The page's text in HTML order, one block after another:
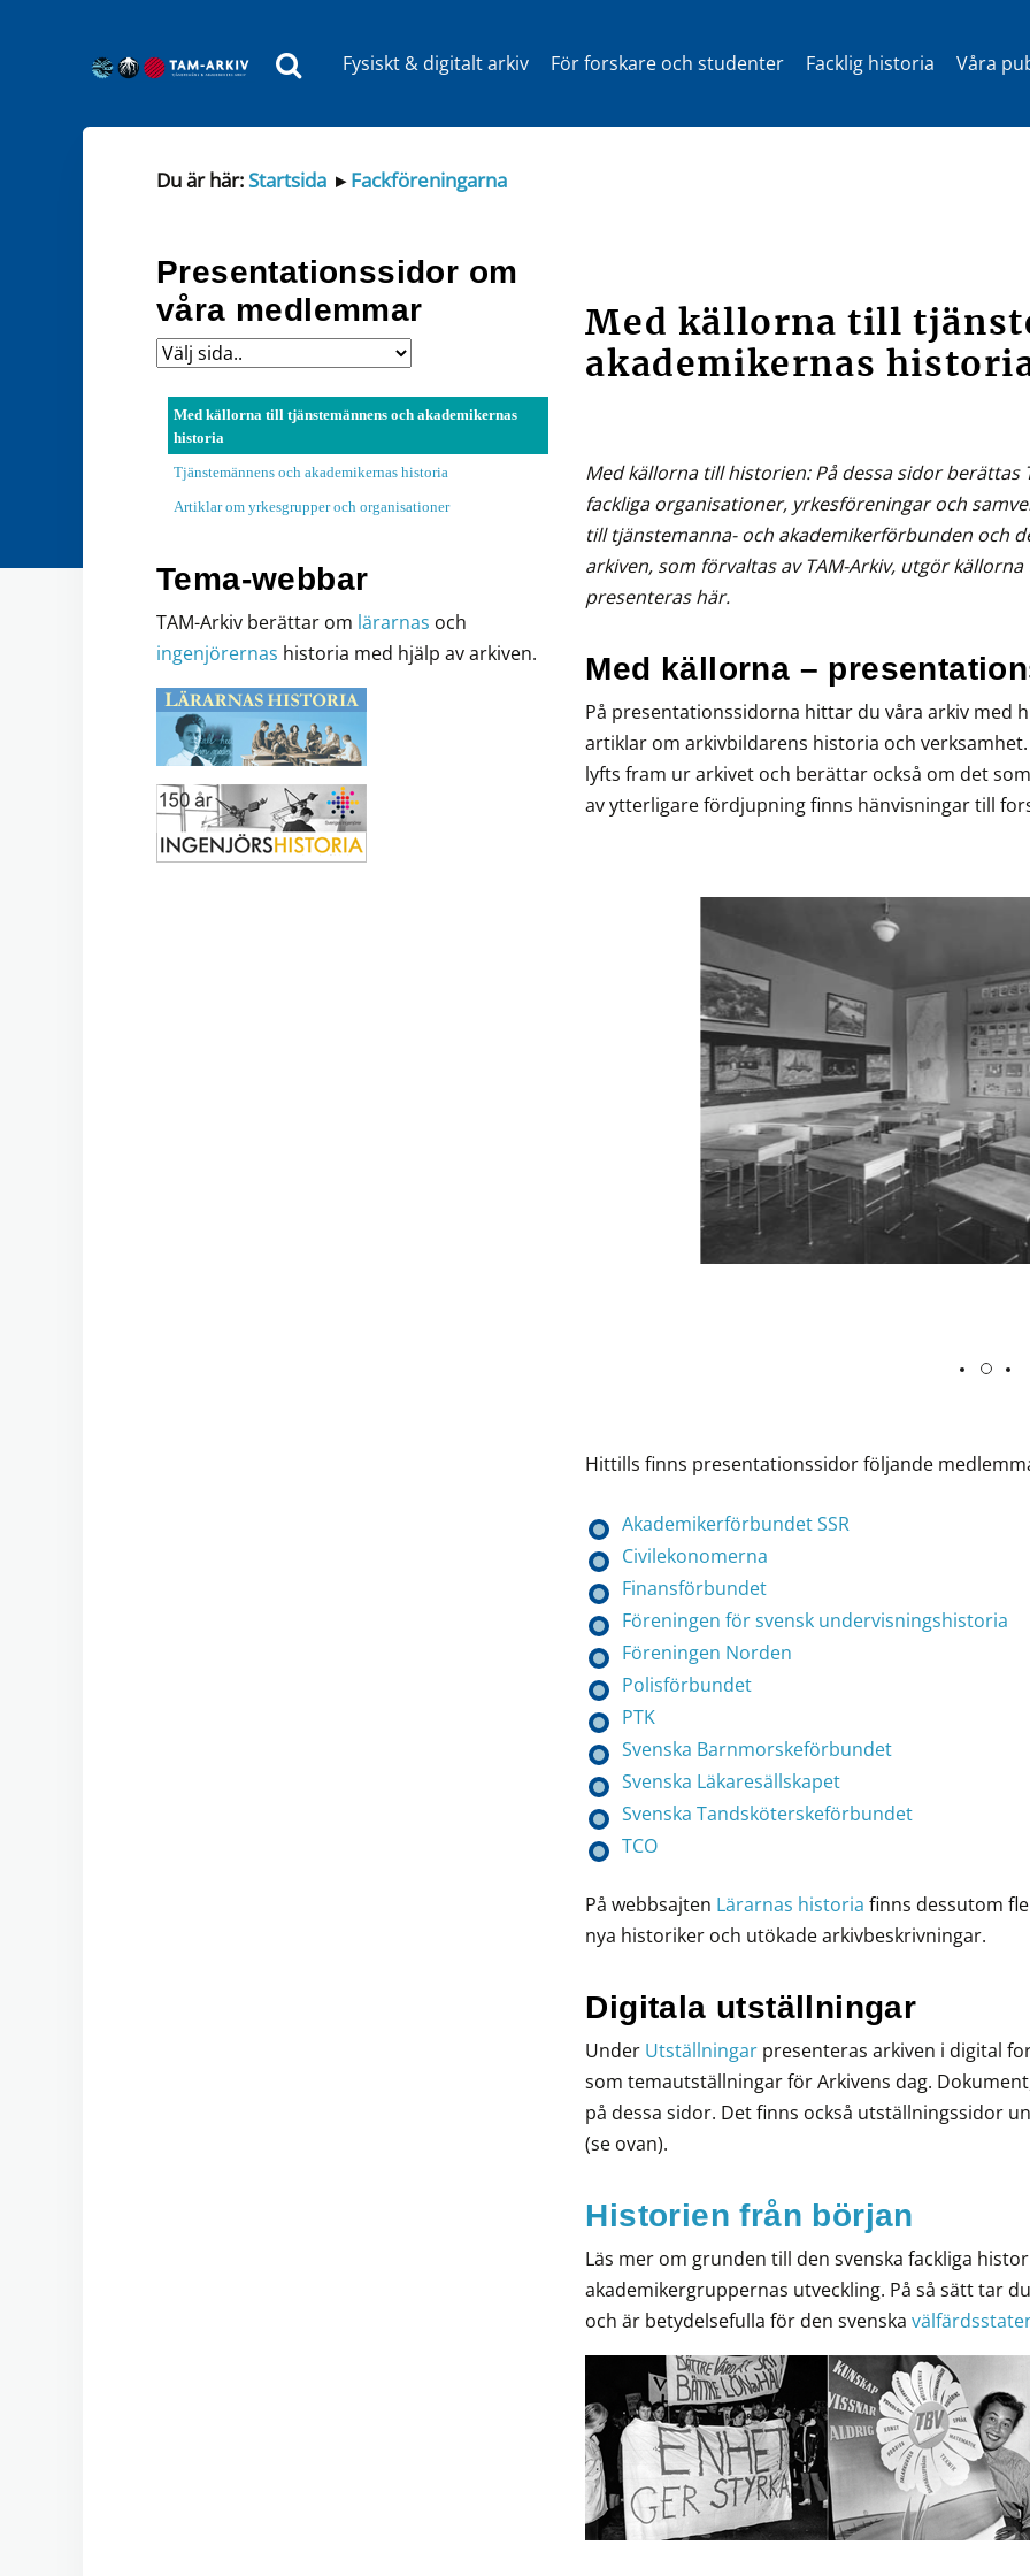
Huvudnavigering
Fysiskt & digitalt arkiv För forskare och studenter Facklig historia Våra
Du är här:Startsida ▸Fackföreningarna
Presentationssidor om
våra medlemmar
Presentationssidor om våra medlemmar
Med källorna till tjänstemännens och akademikernas
historia
Tjänstemännens och akademikernas historia
Artiklar om yrkesgrupper och organisationer
Tema-webbar
TAM-Arkiv berättar om lärarnas och
ingenjörernas historia med hjälp av arkiven.
Med källorna till
akademikernas
Med källorna till historien: På dessa sidor berättas
fackliga organisationer, yrkesföreningar och
till tjänstemanna- och akademikerförbunden och
arkiven, som förvaltas av TAM-Arkiv, utgör
presenteras här.
Med källorna –
På presentationssidorna hittar du våra arkiv med
artiklar om arkivbildarens historia och
lyfts fram ur arkivet och berättar också om det
av ytterligare fördjupning finns hänvisningar till
Hittills finns presentationssidor följande
Akademikerförbundet SSR
Civilekonomerna
Finansförbundet
Föreningen för svensk undervisningshistoria
Föreningen Norden
Polisförbundet
PTK
Svenska Barnmorskeförbundet
Svenska Läkaresällskapet
Svenska Tandsköterskeförbundet
TCO
På webbsajten Lärarnas historia finns dessutom
nya historiker och utökade arkivbeskrivningar.
Digitala utställningar
Under Utställningar presenteras arkiven i digital
som temautställningar för Arkivens dag.
på dessa sidor. Det finns också utställningssidor
(se ovan).
Historien från början
Läs mer om grunden till den svenska fackliga
akademikergruppernas utveckling. På så sätt tar
och är betydelsefulla för den svenska